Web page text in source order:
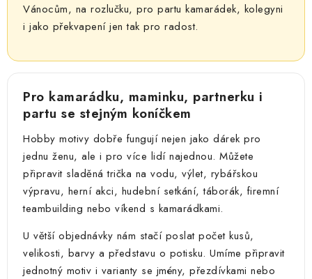
Vánocům, na rozlučku, pro partu kamarádek, kolegyni
i jako překvapení jen tak pro radost.
Pro kamarádku, maminku, partnerku i
partu se stejným koníčkem
Hobby motivy dobře fungují nejen jako dárek pro
jednu ženu, ale i pro více lidí najednou. Můžete
připravit sladěná trička na vodu, výlet, rybářskou
výpravu, herní akci, hudební setkání, táborák, firemní
teambuilding nebo víkend s kamarádkami.
U větší objednávky nám stačí poslat počet kusů,
velikosti, barvy a představu o potisku. Umíme připravit
jednotný motiv i varianty se jmény, přezdívkami nebo